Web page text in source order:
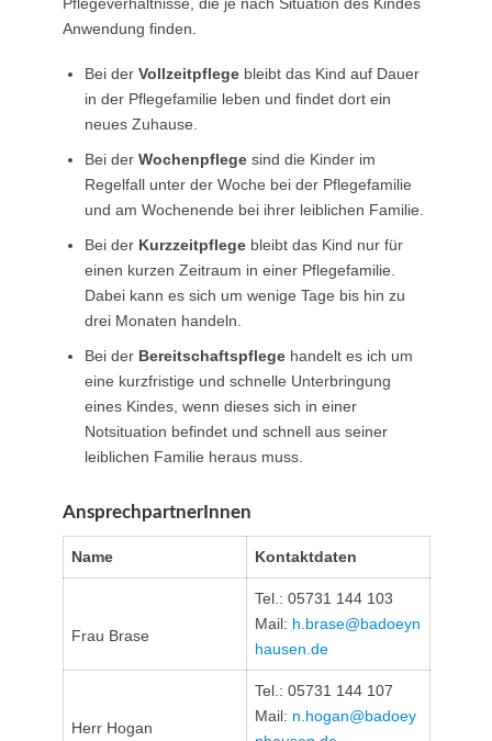
Pflegeverhältnisse, die je nach Situation des Kindes
Anwendung finden.
Bei der Vollzeitpflege bleibt das Kind auf Dauer
in der Pflegefamilie leben und findet dort ein
neues Zuhause.
Bei der Wochenpflege sind die Kinder im
Regelfall unter der Woche bei der Pflegefamilie
und am Wochenende bei ihrer leiblichen Familie.
Bei der Kurzzeitpflege bleibt das Kind nur für
einen kurzen Zeitraum in einer Pflegefamilie.
Dabei kann es sich um wenige Tage bis hin zu
drei Monaten handeln.
Bei der Bereitschaftspflege handelt es ich um
eine kurzfristige und schnelle Unterbringung
eines Kindes, wenn dieses sich in einer
Notsituation befindet und schnell aus seiner
leiblichen Familie heraus muss.
AnsprechpartnerInnen
Name Kontaktdaten
Frau Brase
Tel.: 05731 144 103
Mail: h.brase@​badoeyn
hausen.de
Herr Hogan
Tel.: 05731 144 107
Mail: n.hogan@​badoey